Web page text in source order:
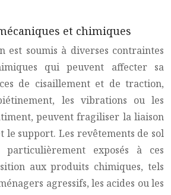
et chimiques
est soumis à diverses contraintes
qui peuvent affecter sa
de cisaillement et de traction,
les vibrations ou les
peuvent fragiliser la liaison
le support. Les revêtements de sol
particulièrement exposés à ces
aux produits chimiques, tels
agressifs, les acides ou les